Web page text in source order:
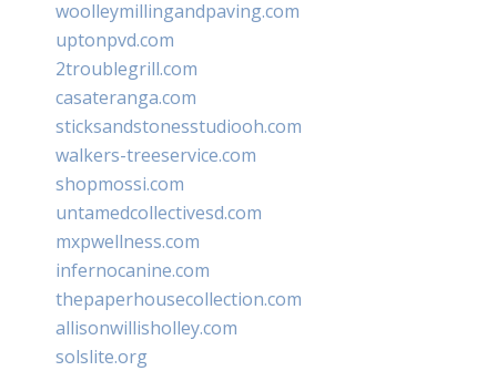
woolleymillingandpaving.com
uptonpvd.com
2troublegrill.com
casateranga.com
sticksandstonesstudiooh.com
walkers-treeservice.com
shopmossi.com
untamedcollectivesd.com
mxpwellness.com
infernocanine.com
thepaperhousecollection.com
allisonwillisholley.com
solslite.org